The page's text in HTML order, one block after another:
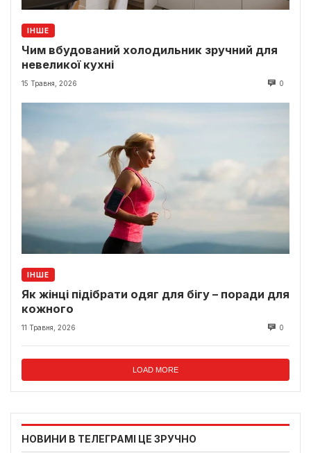
ІНШЕ
Чим вбудований холодильник зручний для
невеликої кухні
15 Травня, 2026 0
ІНШЕ
Як жінці підібрати одяг для бігу – поради для
кожного
11 Травня, 2026 0
LOAD MORE
НОВИНИ В ТЕЛЕГРАМІ ЦЕ ЗРУЧНО